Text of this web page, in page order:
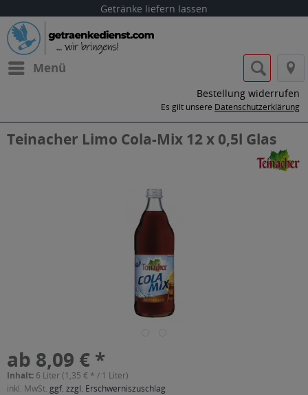
Getränke liefern lassen
Menü
Bestellung widerrufen
Es gilt unsere Datenschutzerklärung
Teinacher Limo Cola-Mix 12 x 0,5l Glas
ab 8,09 € *
Inhalt: 6 Liter (1,35 € * / 1 Liter)
inkl. MwSt. ggf. zzgl. Erschwerniszuschlag